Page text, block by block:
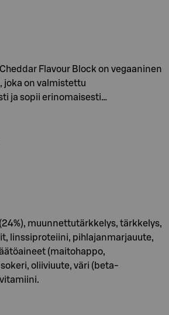
Flavour Block on vegaaninen
joka on valmistettu
ja sopii erinomaisesti…
muunnettutärkkelys, tärkkelys,
linssiproteiini, pihlajanmarjauute,
(maitohappo,
oliiviuute, väri (beta-